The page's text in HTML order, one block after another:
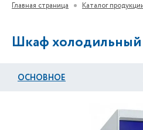
Главная страница Каталог
Шкаф
ОСНОВНОЕ